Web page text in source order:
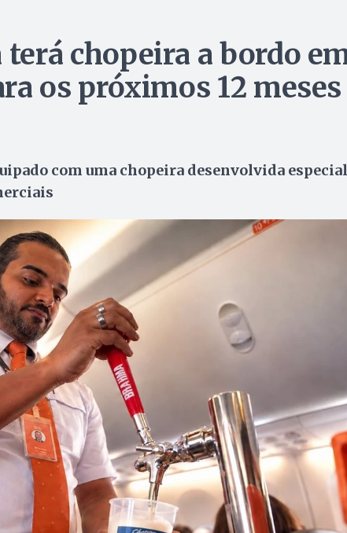
terá chopeira a bordo
os próximos 12 meses
com uma chopeira desenvolvida